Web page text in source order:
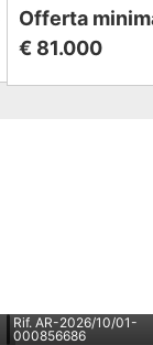
Offerta
€ 81.000
Rif.AR-2026/10/01-
000856686